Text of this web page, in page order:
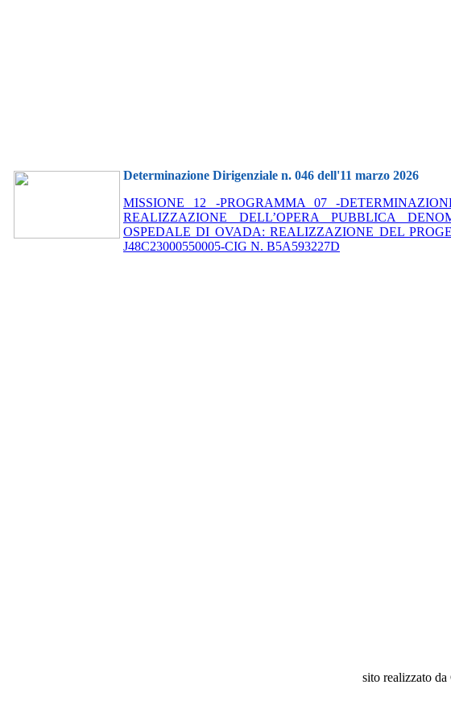
Determinazione Dirigenziale n. 046 dell'11 marzo 2026
MISSIONE 12 -PROGRAMMA 07 -
REALIZZAZIONE DELL’OPERA PUBBLICA
OSPEDALE DI OVADA: REALIZZAZIONE DEL
J48C23000550005-CIG N. B5A593227D
sito realizzato